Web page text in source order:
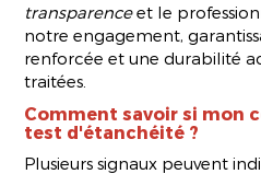
transparenceet le
notre engagement,
renforcée et une durabilité
traitées.
Comment savoir si mon
test d'étanchéité ?
Plusieurs signaux peuvent